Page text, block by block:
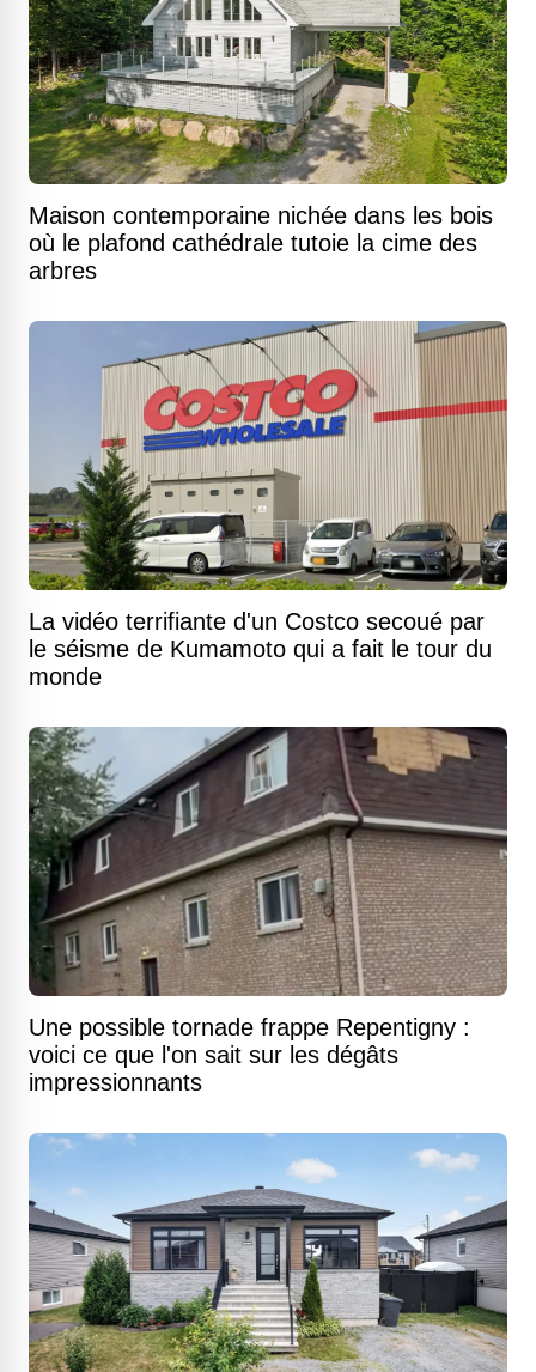
Maison contemporaine nichée dans les bois
où le plafond cathédrale tutoie la cime des
arbres
La vidéo terrifiante d'un Costco secoué par
le séisme de Kumamoto qui a fait le tour du
monde
Une possible tornade frappe Repentigny :
voici ce que l'on sait sur les dégâts
impressionnants